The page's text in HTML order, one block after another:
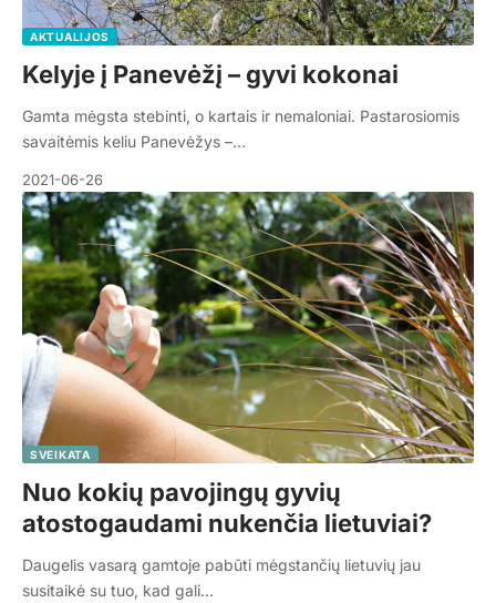
AKTUALIJOS
Kelyje į Panevėžį – gyvi kokonai
Gamta mėgsta stebinti, o kartais ir nemaloniai. Pastarosiomis
savaitėmis keliu Panevėžys –…
2021-06-26
SVEIKATA
Nuo kokių pavojingų gyvių
atostogaudami nukenčia lietuviai?
Daugelis vasarą gamtoje pabūti mėgstančių lietuvių jau
susitaikė su tuo, kad gali…